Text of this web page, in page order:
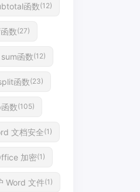
函数(12)
数(27)
sum函数(12)
函数(23)
数(105)
文档安全(1)
加密(1)
Word 文件(1)